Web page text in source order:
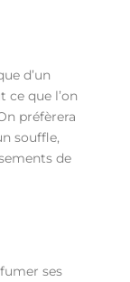
d’un
ce que l’on
préfèrera
souffle,
de
ses